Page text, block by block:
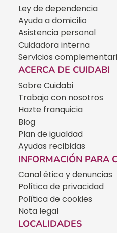
Ley de dependencia
Ayuda a domicilio
Asistencia personal
Cuidadora interna
Servicios
ACERCA DE CUIDABI
Sobre Cuidabi
Trabajo con nosotros
Hazte franquicia
Blog
Plan de igualdad
Ayudas recibidas
INFORMACIÓN PARA
Canal ético y denuncias
Política de privacidad
Política de cookies
Nota legal
LOCALIDADES